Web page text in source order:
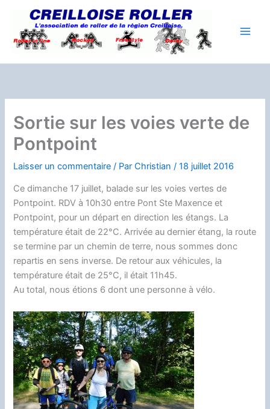
contenu
Sortie sur les voies verte de
Pontpoint
Laisser un commentaire / ParChristian/18 juillet 2016
Ce dimanche 17 juillet, balade sur les voies vertes de
Pontpoint. RDV à 10h30 entre Pont Ste Maxence et
Pontpoint, pour un départ en direction les étangs. La
température était de 22°C. Arrivée au dernier étang, la route
se termine par un chemin de terre, nous sommes donc
repartis en sens inverse. De retour aux véhicules, la
température était de 25°C, il était 11h45.
Au total, nous étions 6 dont une personne à vélo.